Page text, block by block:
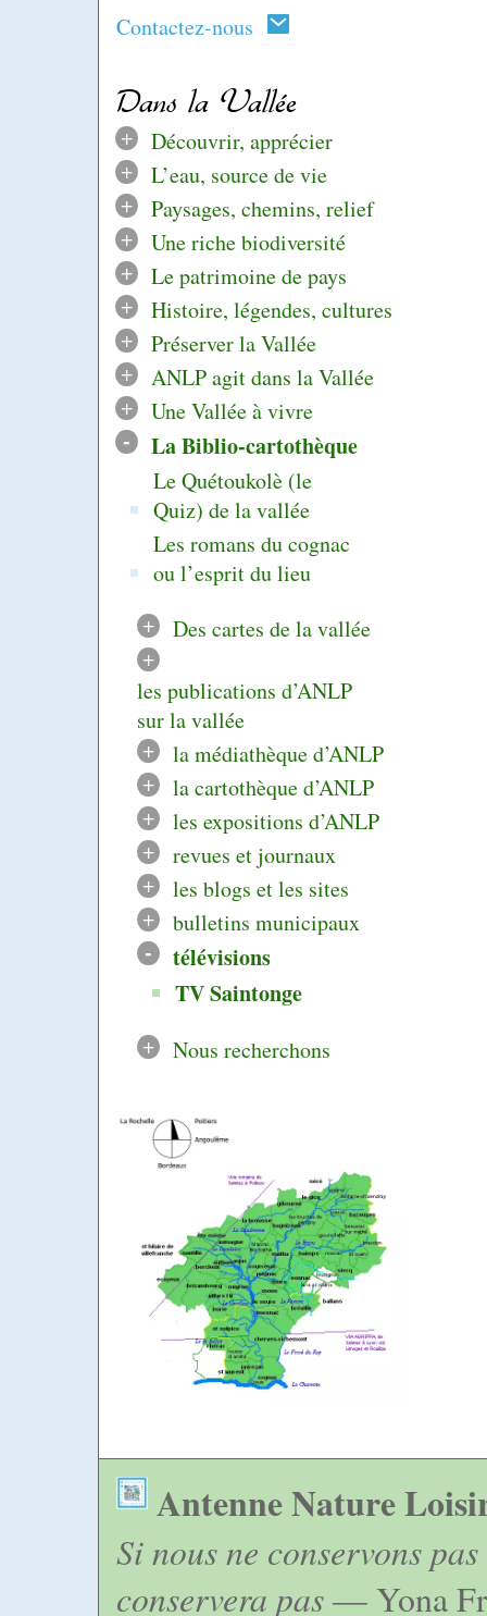
Contactez-nous
Dans la Vallée
+
Découvrir, apprécier
+
L’eau, source de vie
+
Paysages, chemins, relief
+
Une riche biodiversité
+
Le patrimoine de pays
+
Histoire, légendes, cultures
+
Préserver la Vallée
+
ANLP agit dans la Vallée
+
Une Vallée à vivre
- La Biblio-cartothèque
Le Quétoukolè (le
Quiz) de la vallée
Les romans du cognac
ou l’esprit du lieu
+
Des cartes de la vallée
+
les publications d’ANLP
sur la vallée
+
la médiathèque d’ANLP
+
la cartothèque d’ANLP
+
les expositions d’ANLP
+
revues et journaux
+
les blogs et les sites
+
bulletins municipaux
-
télévisions
TV Saintonge
+ Nous recherchons
Antenne Nature
Si nous ne conservons
conservera pas— Yona